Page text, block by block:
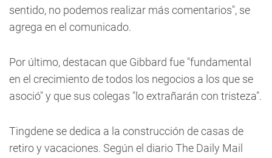
sentido, no podemos realizar más comentarios", se
agrega en el comunicado.
Por último, destacan que Gibbard fue "fundamental
en el crecimiento de todos los negocios a los que se
asoció" y que sus colegas "lo extrañarán con tristeza".
Tingdene se dedica a la construcción de casas de
retiro y vacaciones. Según el diario The Daily Mail